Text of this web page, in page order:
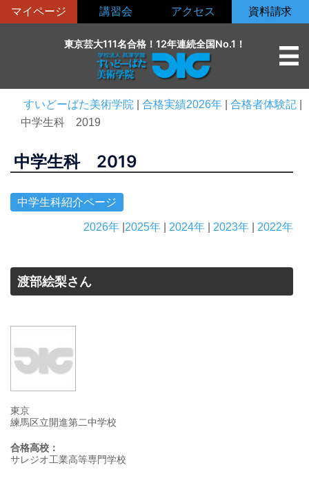
ン
マイページ 講習会 アクセス 資料請求
東京芸大111名合格！12年連続全国No.1！
すいどーばた美術学院 合格実績2026年 合格者体験記
中学生科 2019
中学生科 2019
中学生科紹介ページ
2026年| 2025年| 2024年| 2023年| 2022年
渡部絵梨さん
東京
練馬区立開進第二中学校
合格高校：
サレジオ工業高等専門学校